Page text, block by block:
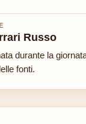
Russo
durante la
fonti.